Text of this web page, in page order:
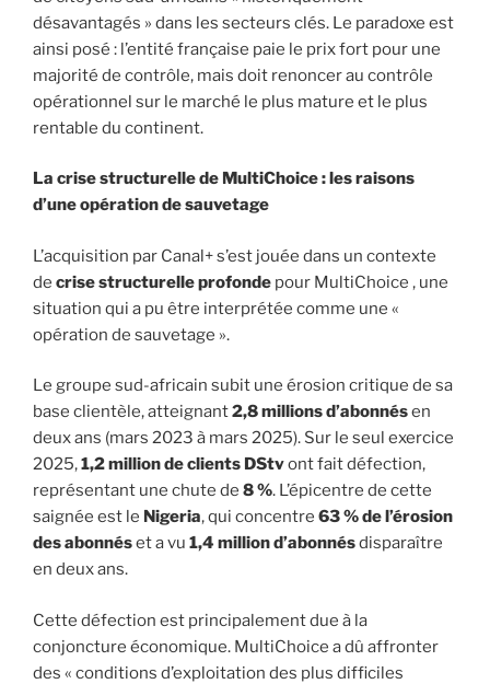
désavantagés » dans les secteurs clés. Le paradoxe est
ainsi posé : l’entité française paie le prix fort pour une
majorité de contrôle, mais doit renoncer au contrôle
opérationnel sur le marché le plus mature et le plus
rentable du continent.
La crise structurelle de MultiChoice : les raisons
d’une opération de sauvetage
L’acquisition par Canal+ s’est jouée dans un contexte
de crise structurelle profonde pour MultiChoice , une
situation qui a pu être interprétée comme une «
opération de sauvetage ».
Le groupe sud-africain subit une érosion critique de sa
base clientèle, atteignant2,8 millions d’abonnésen
deux ans (mars 2023 à mars 2025). Sur le seul exercice
2025,1,2 million de clients DStvont fait défection,
représentant une chute de 8 %. L’épicentre de cette
saignée est le Nigeria, qui concentre 63 % de l’érosion
des abonnéset a vu 1,4 million d’abonnésdisparaître
en deux ans.
Cette défection est principalement due à la
conjoncture économique. MultiChoice a dû affronter
des « conditions d’exploitation des plus difficiles